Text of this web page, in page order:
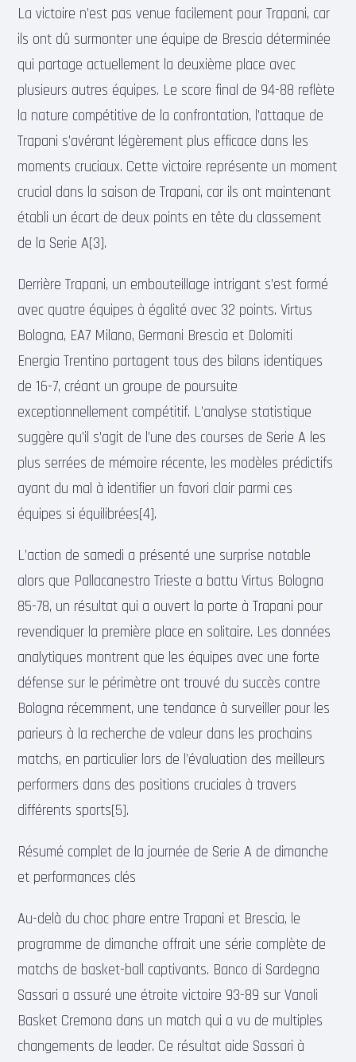
La victoire n’est pas venue facilement pour Trapani, car
ils ont dû surmonter une équipe de Brescia déterminée
qui partage actuellement la deuxième place avec
plusieurs autres équipes. Le score final de 94-88 reflète
la nature compétitive de la confrontation, l’attaque de
Trapani s’avérant légèrement plus efficace dans les
moments cruciaux. Cette victoire représente un moment
crucial dans la saison de Trapani, car ils ont maintenant
établi un écart de deux points en tête du classement
de la Serie A[3].
Derrière Trapani, un embouteillage intrigant s’est formé
avec quatre équipes à égalité avec 32 points. Virtus
Bologna, EA7 Milano, Germani Brescia et Dolomiti
Energia Trentino partagent tous des bilans identiques
de 16-7, créant un groupe de poursuite
exceptionnellement compétitif. L’analyse statistique
suggère qu’il s’agit de l’une des courses de Serie A les
plus serrées de mémoire récente, les modèles prédictifs
ayant du mal à identifier un favori clair parmi ces
équipes si équilibrées[4].
L’action de samedi a présenté une surprise notable
alors que Pallacanestro Trieste a battu Virtus Bologna
85-78, un résultat qui a ouvert la porte à Trapani pour
revendiquer la première place en solitaire. Les données
analytiques montrent que les équipes avec une forte
défense sur le périmètre ont trouvé du succès contre
Bologna récemment, une tendance à surveiller pour les
parieurs à la recherche de valeur dans les prochains
matchs, en particulier lors de l’évaluation des meilleurs
performers dans des positions cruciales à travers
différents sports[5].
Résumé complet de la journée de Serie A de dimanche
et performances clés
Au-delà du choc phare entre Trapani et Brescia, le
programme de dimanche offrait une série complète de
matchs de basket-ball captivants. Banco di Sardegna
Sassari a assuré une étroite victoire 93-89 sur Vanoli
Basket Cremona dans un match qui a vu de multiples
changements de leader. Ce résultat aide Sassari à